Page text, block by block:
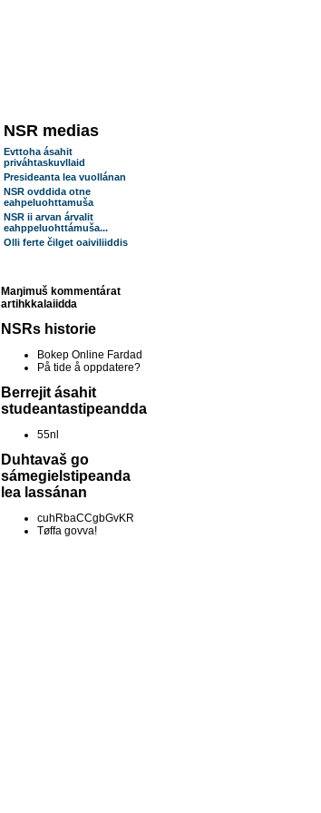
NSR medias
Evttoha ásahit
priváhtaskuvllaid
Presideanta lea vuollánan
NSR ovddida otne
eahpeluohttamuša
NSR ii arvan árvalit
eahppeluohttámuša...
Olli ferte čilget oaiviliiddis
Maŋimuš kommentárat
artihkkalaiidda
NSRs historie
Bokep Online Fardad
På tide å oppdatere?
Berrejit ásahit
studeantastipeandda
55nl
Duhtavaš go
sámegielstipeanda
lea lassánan
cuhRbaCCgbGvKR
Tøffa govva!